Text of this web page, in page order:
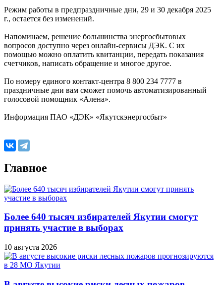
Режим работы в предпраздничные дни, 29 и 30 декабря 2025
г., остается без изменений.
Напоминаем, решение большинства энергосбытовых
вопросов доступно через онлайн-сервисы ДЭК. С их
помощью можно оплатить квитанции, передать показания
счетчиков, написать обращение и многое другое.
По номеру единого контакт-центра 8 800 234 7777 в
праздничные дни вам сможет помочь автоматизированный
голосовой помощник «Алена».
Информация ПАО «ДЭК» «Якутскэнергосбыт»
Главное
Более 640 тысяч избирателей Якутии смогут
принять участие в выборах
10 августа 2026